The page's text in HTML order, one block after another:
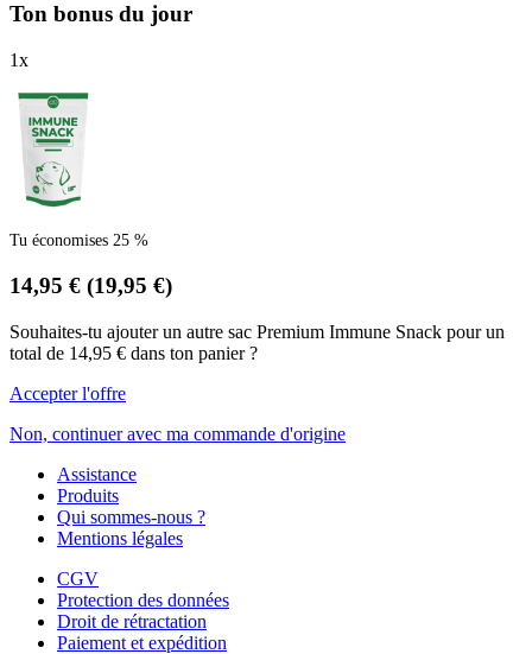
Ton bonus du jour
1x
Tu économises 25 %
14,95 € (19,95 €)
Souhaites-tu ajouter un autre sac Premium Immune Snack pour un
total de 14,95 € dans ton panier ?
Accepter l'offre
Non, continuer avec ma commande d'origine
Assistance
Produits
Qui sommes-nous ?
Mentions légales
CGV
Protection des données
Droit de rétractation
Paiement et expédition